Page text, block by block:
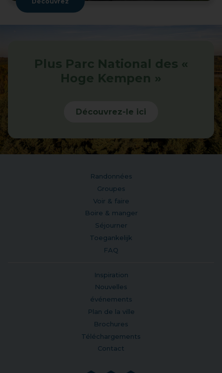
Plus Parc National des «
Hoge Kempen »
Découvrez-le ici
Randonnées
Groupes
Voir & faire
Boire & manger
Séjourner
Toegankelijk
FAQ
Inspiration
Nouvelles
événements
Plan de la ville
Brochures
Téléchargements
Contact